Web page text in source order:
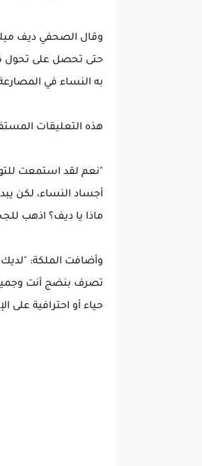
حتى تحصل على تحول
به النساء في
هذه التعليقات
"نعم لقد استمعت
أجساد النساء، لكن
ماذا يا ديف؟ اذهب
تصرف بنضج أنت
حياء أو احترافية على